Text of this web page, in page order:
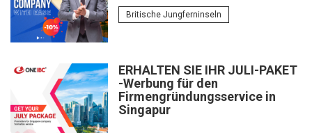
Britische Jungferninseln
ERHALTEN SIE IHR JULI-PAKET
-Werbung für den
Firmengründungsservice in
Singapur